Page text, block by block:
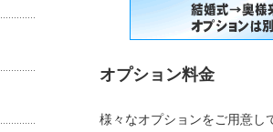
オプション料金
様々なオプションをご用意し